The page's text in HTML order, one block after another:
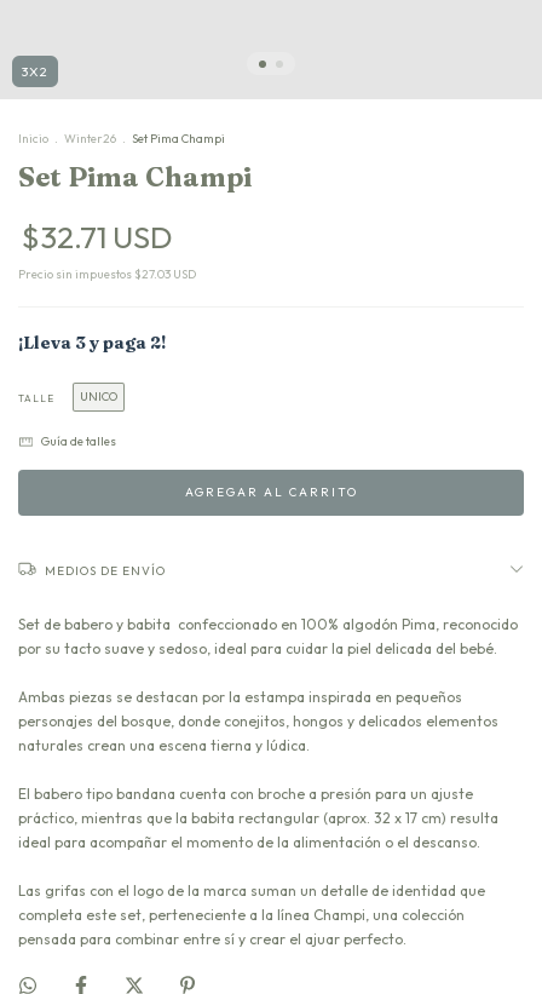
3X2
Inicio . Winter26 . Set Pima Champi
Set Pima Champi
$32.71 USD
Precio sin impuestos $27.03 USD
¡Lleva 3 y paga 2!
TALLE UNICO
Guía de talles
MEDIOS DE ENVÍO
Set de babero y babita confeccionado en 100% algodón Pima, reconocido
por su tacto suave y sedoso, ideal para cuidar la piel delicada del bebé.
Ambas piezas se destacan por la estampa inspirada en pequeños
personajes del bosque, donde conejitos, hongos y delicados elementos
naturales crean una escena tierna y lúdica.
El babero tipo bandana cuenta con broche a presión para un ajuste
práctico, mientras que la babita rectangular (aprox. 32 x 17 cm) resulta
ideal para acompañar el momento de la alimentación o el descanso.
Las grifas con el logo de la marca suman un detalle de identidad que
completa este set, perteneciente a la línea Champi, una colección
pensada para combinar entre sí y crear el ajuar perfecto.